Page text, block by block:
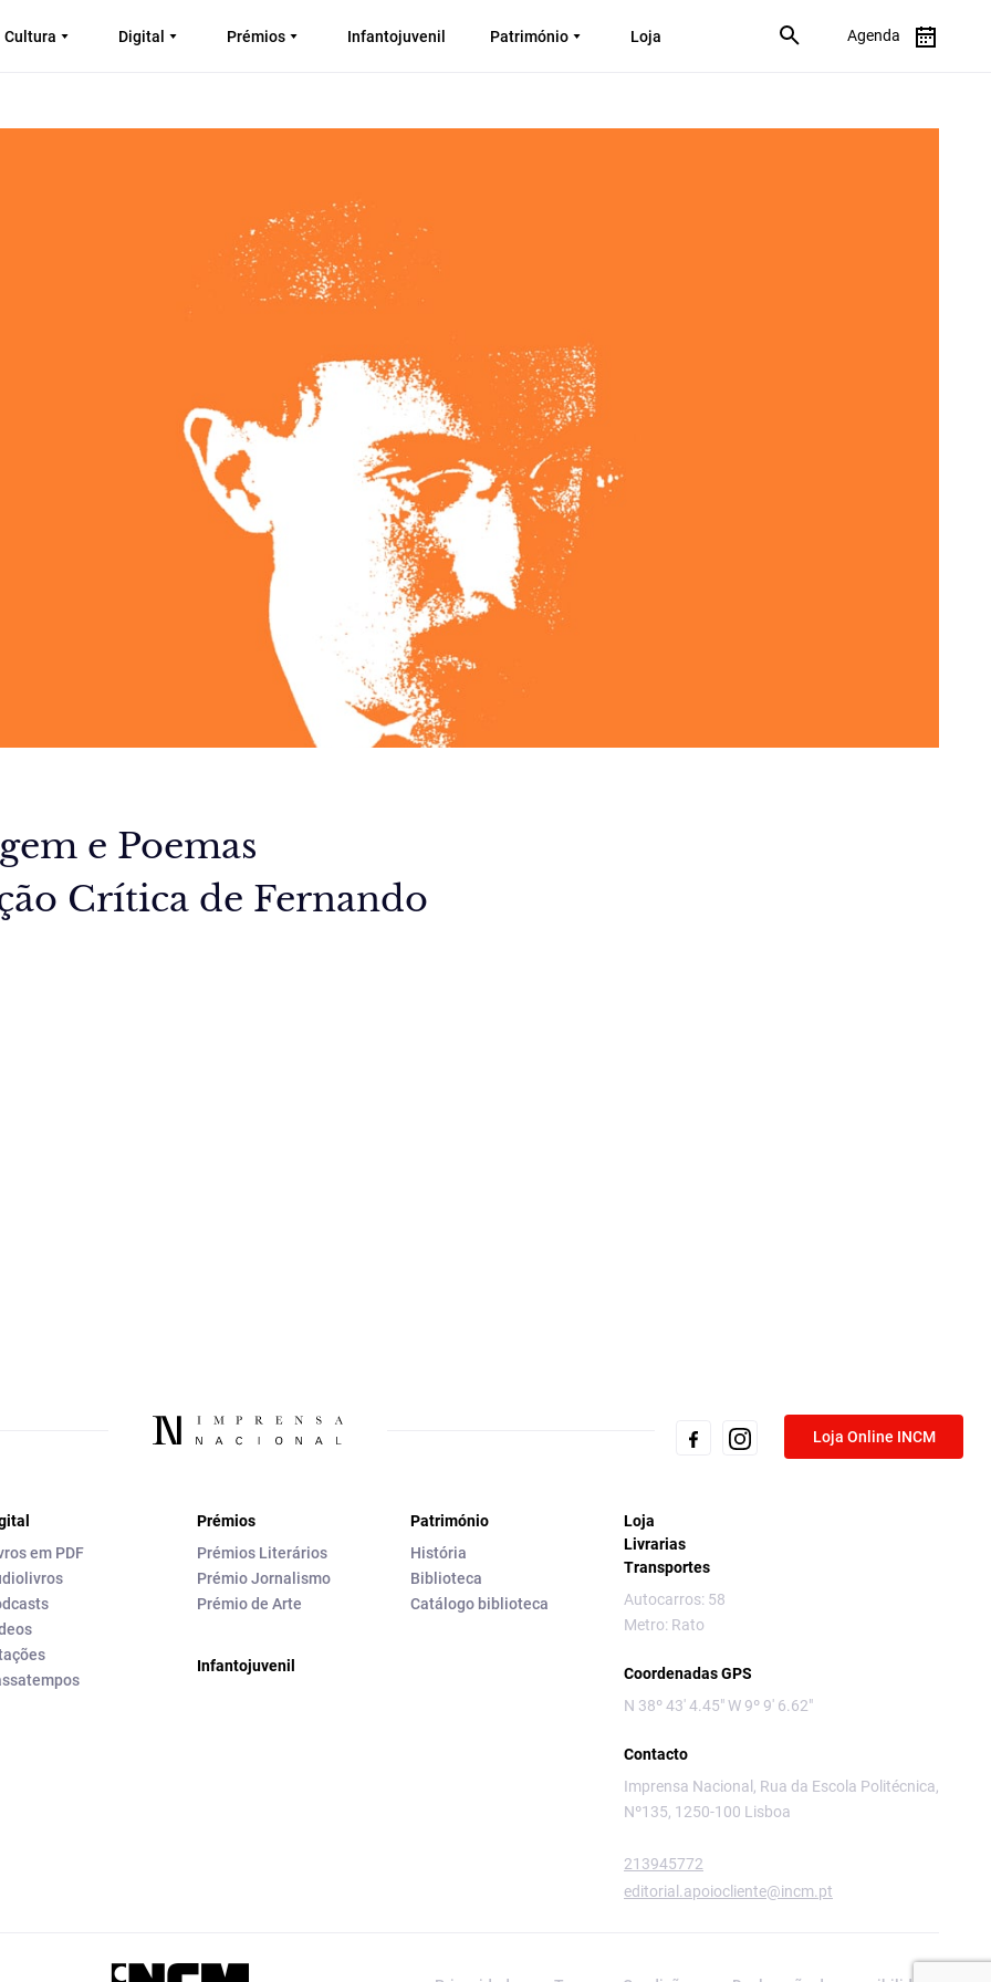
Cultura Digital Prémios Infantojuvenil Património Loja Agenda
e Poemas
Crítica de Fernando
Loja Online INCM
em PDF
Prémios
Prémios Literários
Prémio Jornalismo
Prémio de Arte
Infantojuvenil
Património
História
Biblioteca
Catálogo biblioteca
Loja
Livrarias
Transportes
Autocarros: 58
Metro: Rato
Coordenadas GPS
N 38º 43' 4.45" W 9º 9' 6.62"
Contacto
Imprensa Nacional, Rua da Escola Politécnica,
Nº135, 1250-100 Lisboa
213945772
editorial.apoiocliente@incm.pt